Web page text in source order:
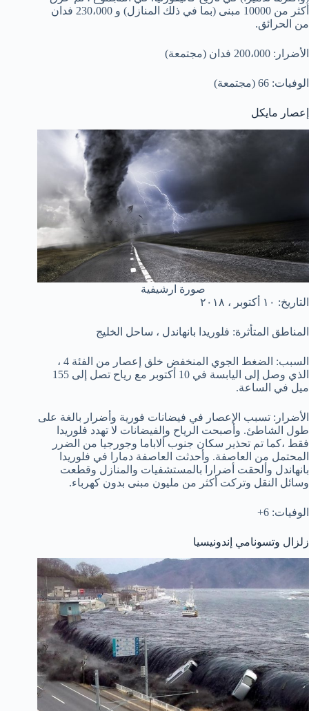
أكثر من 10000 مبنى (بما في ذلك المنازل) و 230،000 فدان
من الحرائق.
الأضرار: 200،000 فدان (مجتمعة)
الوفيات: 66 (مجتمعة)
إعصار مايكل
صورة ارشيفية
التاريخ: ١٠ أكتوبر ، ٢٠١٨
المناطق المتأثرة: فلوريدا بانهاندل ، ساحل الخليج
السبب: الضغط الجوي المنخفض خلق إعصار من الفئة 4 ،
الذي وصل إلى اليابسة في 10 أكتوبر مع رياح تصل إلى 155
ميل في الساعة.
الأضرار: تسبب الإعصار في فيضانات فورية وأضرار بالغة على
طول الشاطئ. وأصبحت الرياح والفيضانات لا تهدد فلوريدا
فقط ،كما تم تحذير سكان جنوب ألاباما وجورجيا من الضرر
المحتمل من العاصفة. وأحدثت العاصفة دمارا في فلوريدا
بانهاندل وألحقت أضرارا بالمستشفيات والمنازل وقطعت
وسائل النقل وتركت أكثر من مليون مبنى بدون كهرباء.
الوفيات: 6+
زلزال وتسونامي إندونيسيا